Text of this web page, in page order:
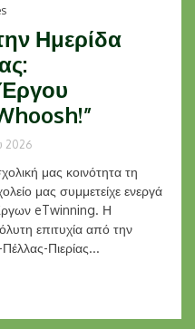
Ημερίδα
2026
μας κοινότητα τη
μας συμμετείχε ενεργά
eTwinning. Η
επιτυχία από την
Πιερίας...